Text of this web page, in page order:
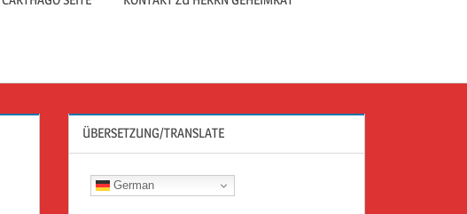
ÜBERSETZUNG/TRANSLATE
German